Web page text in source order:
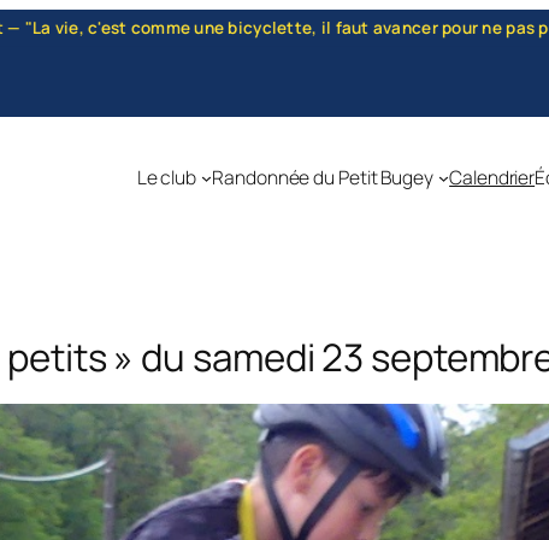
pour ne pas perdre l'équilibre." — Albert Einstein —
Le club Randonnée du Petit Bugey Calendrier
» du samedi 23